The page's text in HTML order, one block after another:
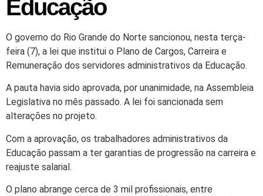
Educação
O governo do Rio Grande do Norte sancionou, nesta terça-
feira (7), a lei que institui o Plano de Cargos, Carreira e
Remuneração dos servidores administrativos da Educação.
A pauta havia sido aprovada, por unanimidade, na Assembleia
Legislativa no mês passado. A lei foi sancionada sem
alterações no projeto.
Com a aprovação, os trabalhadores administrativos da
Educação passam a ter garantias de progressão na carreira e
reajuste salarial.
O plano abrange cerca de 3 mil profissionais, entre